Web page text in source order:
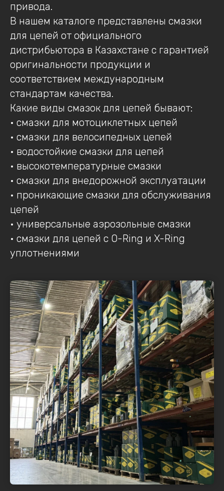
привода.
В нашем каталоге представлены смазки
для цепей от официального
дистрибьютора в Казахстане с гарантией
оригинальности продукции и
соответствием международным
стандартам качества.
Какие виды смазок для цепей бывают:
• смазки для мотоциклетных цепей
• смазки для велосипедных цепей
• водостойкие смазки для цепей
• высокотемпературные смазки
• смазки для внедорожной эксплуатации
• проникающие смазки для обслуживания
цепей
• универсальные аэрозольные смазки
• смазки для цепей с O-Ring и X-Ring
уплотнениями